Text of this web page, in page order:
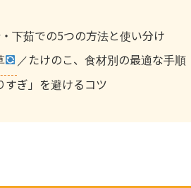
下茹での5つの方法と使い分け
／たけのこ、食材別の最適な手順
すぎ」を避けるコツ